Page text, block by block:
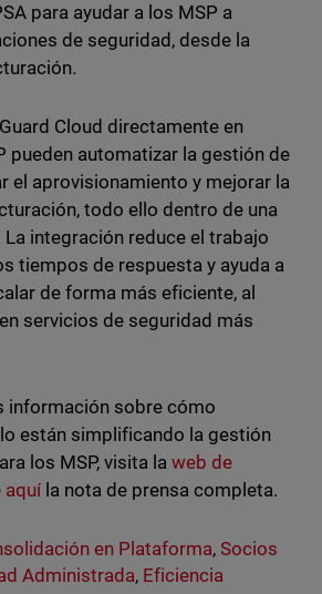
para ayudar a los MSP a
de seguridad, desde la
Cloud directamente en
pueden automatizar la gestión de
el aprovisionamiento y mejorar la
todo ello dentro de una
integración reduce el trabajo
tiempos de respuesta y ayuda a
de forma más eficiente, al
servicios de seguridad más
información sobre cómo
están simplificando la gestión
los MSP, visita laweb de
aquíla nota de prensa completa.
en Plataforma,Socios
Administrada, Eficiencia